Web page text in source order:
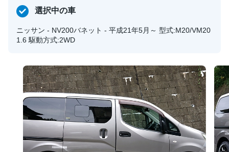
選択中の車
ニッサン - NV200バネット - 平成21年5月～ 型式:M20/VM20
1.6 駆動方式:2WD